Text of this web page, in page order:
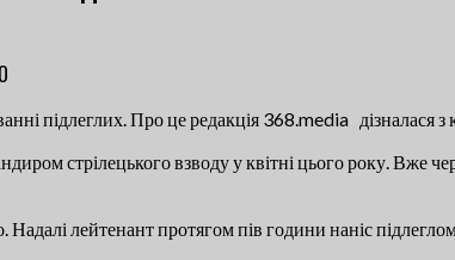
підлеглих. Про це редакція 368.media дізналася
стрілецького взводу у квітні цього року. Вже
Надалі лейтенант протягом пів години наніс